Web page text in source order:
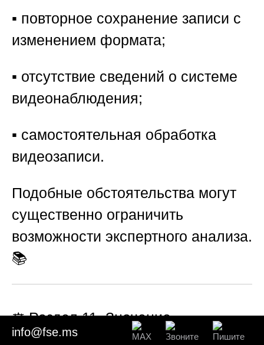
▪️ повторное сохранение записи с
изменением формата;
▪️ отсутствие сведений о системе
видеонаблюдения;
▪️ самостоятельная обработка
видеозаписи.
Подобные обстоятельства могут
существенно ограничить
возможности экспертного анализа.
📚
⚖️Раздел 11. Значение
видеотехнической экспертизы для
info@fse.ms